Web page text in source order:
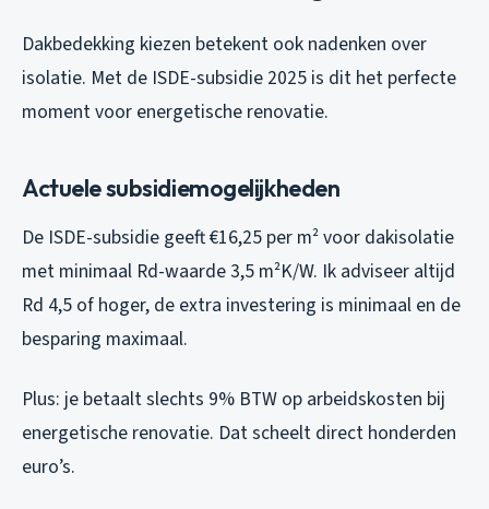
Dakbedekking kiezen betekent ook nadenken over
isolatie. Met de ISDE-subsidie 2025 is dit het perfecte
moment voor energetische renovatie.
Actuele subsidiemogelijkheden
De ISDE-subsidie geeft €16,25 per m² voor dakisolatie
met minimaal Rd-waarde 3,5 m²K/W. Ik adviseer altijd
Rd 4,5 of hoger, de extra investering is minimaal en de
besparing maximaal.
Plus: je betaalt slechts 9% BTW op arbeidskosten bij
energetische renovatie. Dat scheelt direct honderden
euro’s.